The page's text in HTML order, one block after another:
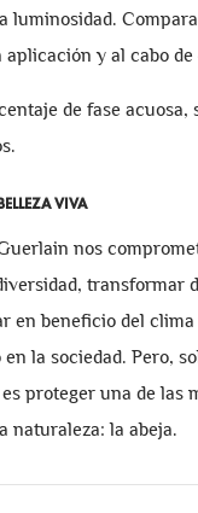
luminosidad.
y al cabo de
de fase acuosa,
VIVA
nos
transformar
en beneficio del
la sociedad. Pero,
proteger una de las
naturaleza: la abeja.